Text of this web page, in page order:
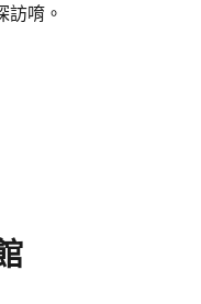
訪唷。